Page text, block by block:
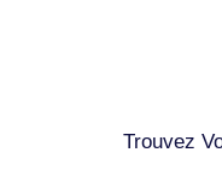
Trouvez